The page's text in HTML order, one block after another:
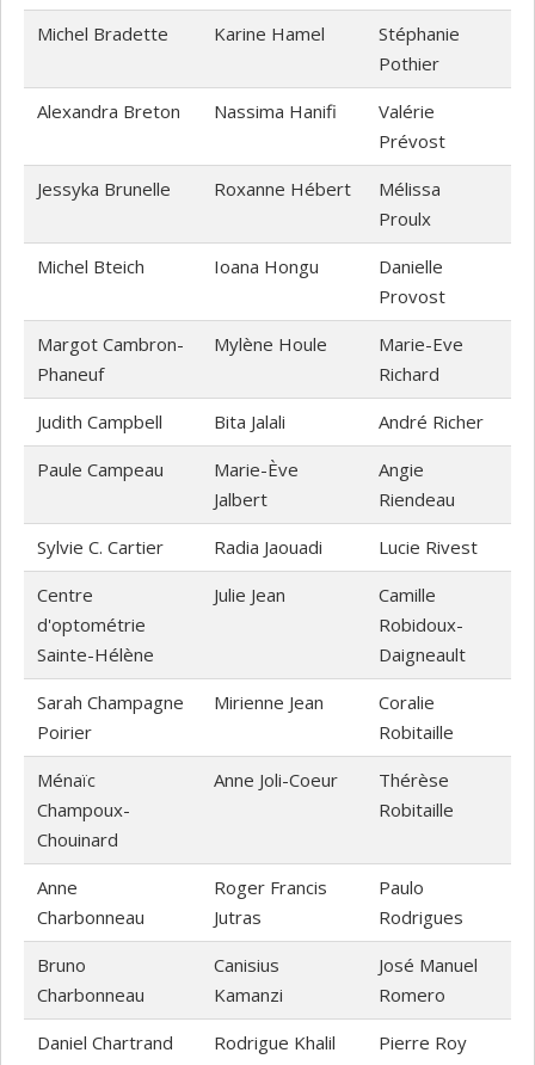
Michel Bradette
Karine Hamel
Stéphanie
Pothier
Alexandra Breton
Nassima Hanifi
Valérie
Prévost
Jessyka Brunelle
Roxanne Hébert
Mélissa
Proulx
Michel Bteich
Ioana Hongu
Danielle
Provost
Margot Cambron-
Phaneuf
Mylène Houle
Marie-Eve
Richard
Judith Campbell
Bita Jalali
André Richer
Paule Campeau
Marie-Ève
Jalbert
Angie
Riendeau
Sylvie C. Cartier
Radia Jaouadi
Lucie Rivest
Centre
d'optométrie
Sainte-Hélène
Julie Jean
Camille
Robidoux-
Daigneault
Sarah Champagne
Poirier
Mirienne Jean
Coralie
Robitaille
Ménaïc
Champoux-
Chouinard
Anne Joli-Coeur
Thérèse
Robitaille
Anne
Charbonneau
Roger Francis
Jutras
Paulo
Rodrigues
Bruno
Charbonneau
Canisius
Kamanzi
José Manuel
Romero
Daniel Chartrand
Rodrigue Khalil Pierre Roy